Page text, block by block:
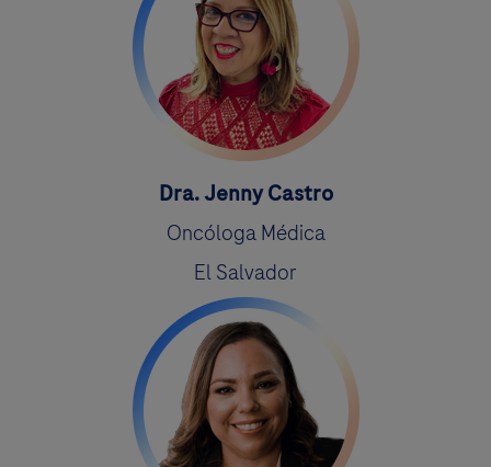
Dra. Jenny Castro
Oncóloga Médica
El Salvador